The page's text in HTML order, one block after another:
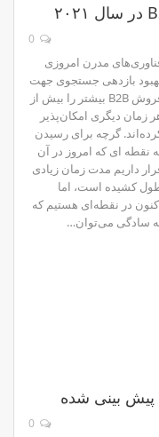
مدرن امروزی
بازدهی جستجوی جهت
فروش B2B بیشتر را بیش از
زمان دیگری امکان‌پذیر
گرچه برای رسیدن
نقطه ای که امروز در آن
داریم مدت زمان زیادی
کشیده است، اما
در نقطه‌ای هستیم که
سادگی می‌توان…
بینی شده